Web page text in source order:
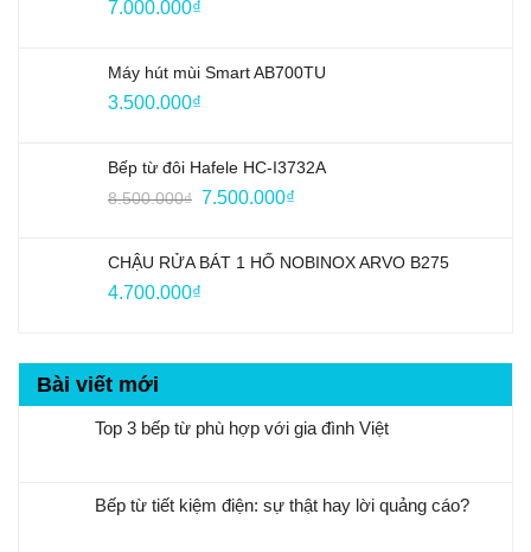
7.000.000₫
Máy hút mùi Smart AB700TU
3.500.000₫
Bếp từ đôi Hafele HC-I3732A
8.500.000₫ Giá
8.500.000₫.
7.500.000₫
là:
CHẬU RỬA BÁT 1 HỐ NOBINOX ARVO B275
4.700.000₫
Bài viết mới
Top 3 bếp từ phù hợp với gia đình Việt
Bếp từ tiết kiệm điện: sự thật hay lời quảng cáo?